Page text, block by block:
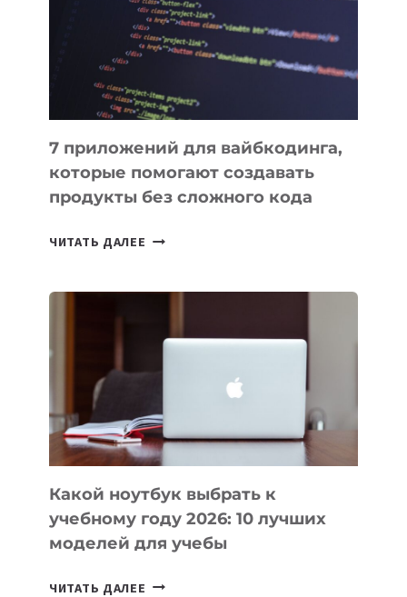
НА
ОРБИТУ
7 приложений для вайбкодинга,
которые помогают создавать
продукты без сложного кода
ЧИТАТЬ ДАЛЕЕ
СОЗДАВАТЬ
БЕЗ
СЛОЖНОГО
КОДА
Какой ноутбук выбрать к
учебному году 2026: 10 лучших
моделей для учебы
ЧИТАТЬ ДАЛЕЕ КАКОЙ